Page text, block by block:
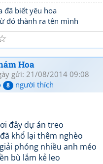
đã biết yêu hoa
đó thành ra tên mình
Hoa
gửi: 21/08/2014 09:08
8 người thích
đây dự án treo
khổ lại thêm nghèo
phóng nhiều anh méo
bù lắm kẻ leo